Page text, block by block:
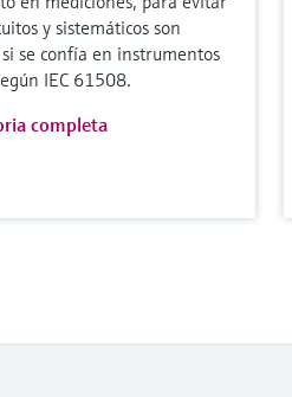
y sistemáticos son
se confía en instrumentos
IEC 61508.
completa